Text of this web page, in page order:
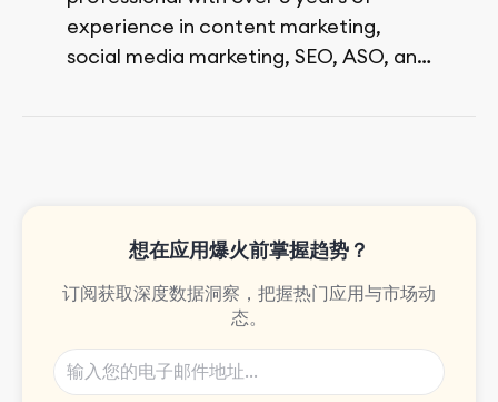
experience in content marketing,
social media marketing, SEO, ASO, and
想在应用爆火前掌握趋势？
订阅获取深度数据洞察，把握热门应用与市场动
态。